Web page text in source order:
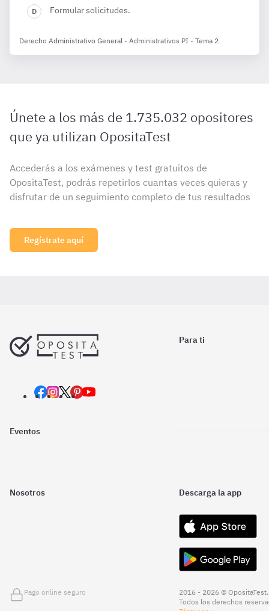
Formular solicitudes.
Derecho Administrativo General - Administrativos PI - Tema 2
Únete a los más de 1.735.032 opositores
que ya utilizan OpositaTest
Accederás a los exámenes y test gratuitos de
OpositaTest, podrás repetirlos cuantas veces quieras y
disfrutar de un seguimiento completo de tus resultados
Regístrate aquí
Para ti
Eventos
Nosotros Descarga la app
Pago online seguro
2016 - 2026 © OpositaTest.
Todos los derechos